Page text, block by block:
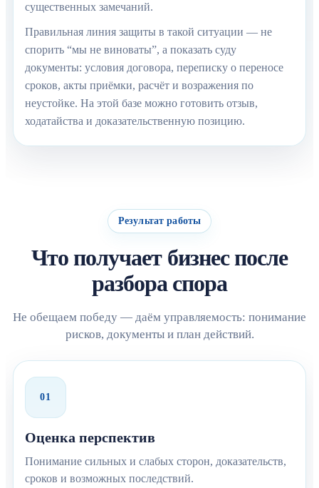
существенных замечаний.
Правильная линия защиты в такой ситуации — не
спорить “мы не виноваты”, а показать суду
документы: условия договора, переписку о переносе
сроков, акты приёмки, расчёт и возражения по
неустойке. На этой базе можно готовить отзыв,
ходатайства и доказательственную позицию.
Результат работы
Что получает бизнес после
разбора спора
Не обещаем победу — даём управляемость: понимание
рисков, документы и план действий.
01
Оценка перспектив
Понимание сильных и слабых сторон, доказательств,
сроков и возможных последствий.